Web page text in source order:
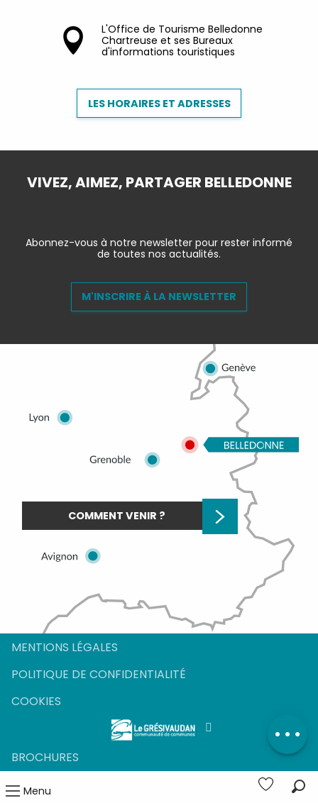
Menu
L'Office de Tourisme Belledonne
Chartreuse et ses Bureaux
d'informations touristiques
LES HORAIRES ET ADRESSES
VIVEZ, AIMEZ, PARTAGER BELLEDONNE
Abonnez-vous à notre newsletter pour rester informé
de toutes nos actualités.
M'INSCRIRE À LA NEWSLETTER
COMMENT VENIR ?
MENTIONS LÉGALES
POLITIQUE DE CONFIDENTIALITÉ
COOKIES
BROCHURES